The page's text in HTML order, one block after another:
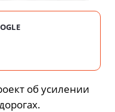
об усилении